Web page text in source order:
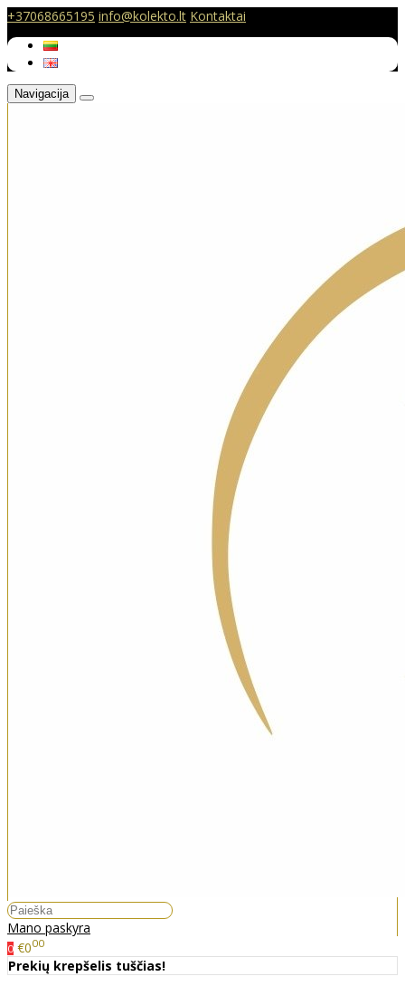
+37068665195 info@kolekto.lt Kontaktai
Navigacija
Mano paskyra
0 €000
Prekių krepšelis tuščias!